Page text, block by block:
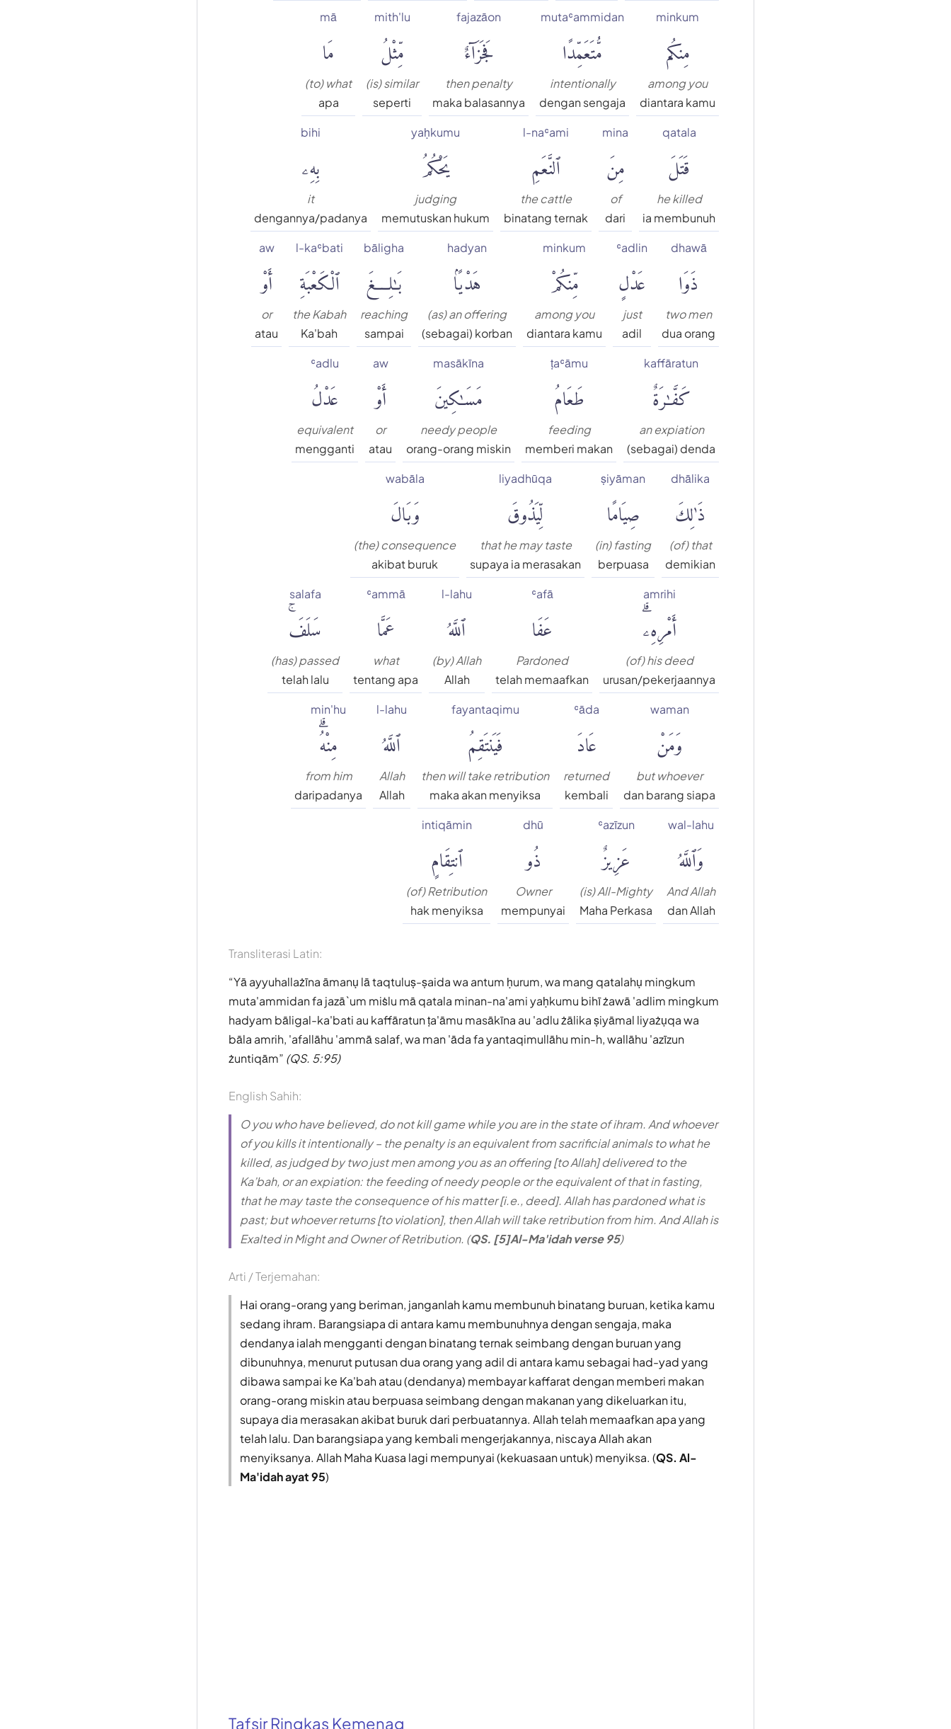
minkum
مِنكُم
among you
diantara kamu
mutaʿammidan
مُّتَعَمِّدًا
intentionally
dengan sengaja
fajazāon
فَجَزَآءٌ
then penalty
maka balasannya
mith'lu
مِّثْلُ
(is) similar
seperti
mā
مَا
(to) what
apa
qatala
قَتَلَ
he killed
ia membunuh
mina
مِنَ
of
dari
l-naʿami
ٱلنَّعَمِ
the cattle
binatang ternak
yaḥkumu
يَحْكُمُ
judging
memutuskan hukum
bihi
بِهِۦ
it
dengannya/padanya
dhawā
ذَوَا
two men
dua orang
ʿadlin
عَدْلٍ
just
adil
minkum
مِّنكُمْ
among you
diantara kamu
hadyan
هَدْيًۢا
(as) an offering
(sebagai) korban
bāligha
بَٰلِغَ
reaching
sampai
l-kaʿbati
ٱلْكَعْبَةِ
the Kabah
Ka'bah
aw
أَوْ
or
atau
kaffāratun
كَفَّٰرَةٌ
an expiation
(sebagai) denda
ṭaʿāmu
طَعَامُ
feeding
memberi makan
masākīna
مَسَٰكِينَ
needy people
orang-orang miskin
aw
أَوْ
or
atau
ʿadlu
عَدْلُ
equivalent
mengganti
dhālika
ذَٰلِكَ
(of) that
demikian
ṣiyāman
صِيَامًا
(in) fasting
berpuasa
liyadhūqa
لِّيَذُوقَ
that he may taste
supaya ia merasakan
wabāla
وَبَالَ
(the) consequence
akibat buruk
amrihi
أَمْرِهِۦۗ
(of) his deed
urusan/pekerjaannya
ʿafā
عَفَا
Pardoned
telah memaafkan
l-lahu
ٱللَّهُ
(by) Allah
Allah
ʿammā
عَمَّا
what
tentang apa
salafa
سَلَفَۚ
(has) passed
telah lalu
waman
وَمَنْ
but whoever
dan barang siapa
ʿāda
عَادَ
returned
kembali
fayantaqimu
فَيَنتَقِمُ
then will take retribution
maka akan menyiksa
l-lahu
ٱللَّهُ
Allah
Allah
min'hu
مِنْهُۗ
from him
daripadanya
wal-lahu
وَٱللَّهُ
And Allah
dan Allah
ʿazīzun
عَزِيزٌ
(is) All-Mighty
Maha Perkasa
dhū
ذُو
Owner
mempunyai
intiqāmin
ٱنتِقَامٍ
(of) Retribution
hak menyiksa
Transliterasi Latin:
Yā ayyuhallażīna āmanụ lā taqtuluṣ-ṣaida wa antum ḥurum, wa mang qatalahụ mingkum
muta'ammidan fa jazā`um miṡlu mā qatala minan-na'ami yaḥkumu bihī żawā 'adlim mingkum
hadyam bāligal-ka'bati au kaffāratun ṭa'āmu masākīna au 'adlu żālika ṣiyāmal liyażụqa wa
bāla amrih, 'afallāhu 'ammā salaf, wa man 'āda fa yantaqimullāhu min-h, wallāhu 'azīzun
żuntiqām (QS. 5:95)
English Sahih:
O you who have believed, do not kill game while you are in the state of ihram. And whoever
of you kills it intentionally – the penalty is an equivalent from sacrificial animals to what he
killed, as judged by two just men among you as an offering [to Allah] delivered to the
Ka’bah, or an expiation: the feeding of needy people or the equivalent of that in fasting,
that he may taste the consequence of his matter [i.e., deed]. Allah has pardoned what is
past; but whoever returns [to violation], then Allah will take retribution from him. And Allah is
Exalted in Might and Owner of Retribution. (QS. [5]Al-Ma'idah verse 95)
Arti / Terjemahan:
Hai orang-orang yang beriman, janganlah kamu membunuh binatang buruan, ketika kamu
sedang ihram. Barangsiapa di antara kamu membunuhnya dengan sengaja, maka
dendanya ialah mengganti dengan binatang ternak seimbang dengan buruan yang
dibunuhnya, menurut putusan dua orang yang adil di antara kamu sebagai had-yad yang
dibawa sampai ke Ka'bah atau (dendanya) membayar kaffarat dengan memberi makan
orang-orang miskin atau berpuasa seimbang dengan makanan yang dikeluarkan itu,
supaya dia merasakan akibat buruk dari perbuatannya. Allah telah memaafkan apa yang
telah lalu. Dan barangsiapa yang kembali mengerjakannya, niscaya Allah akan
menyiksanya. Allah Maha Kuasa lagi mempunyai (kekuasaan untuk) menyiksa. (QS. Al-
Ma'idah ayat 95)
Tafsir Ringkas Kemenag